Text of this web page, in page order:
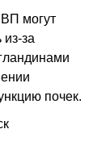
могут
из-за
почек.